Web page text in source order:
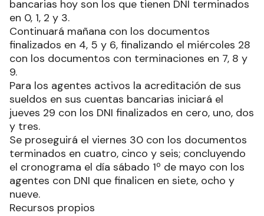
bancarias hoy son los que tienen DNI terminados
en 0, 1, 2 y 3.
Continuará mañana con los documentos
finalizados en 4, 5 y 6, finalizando el miércoles 28
con los documentos con terminaciones en 7, 8 y
9.
Para los agentes activos la acreditación de sus
sueldos en sus cuentas bancarias iniciará el
jueves 29 con los DNI finalizados en cero, uno, dos
y tres.
Se proseguirá el viernes 30 con los documentos
terminados en cuatro, cinco y seis; concluyendo
el cronograma el día sábado 1º de mayo con los
agentes con DNI que finalicen en siete, ocho y
nueve.
Recursos propios